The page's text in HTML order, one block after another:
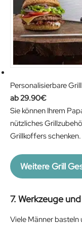
Personalisierbare
29.90€
Sie können Ihrem
nützliches
Grillkoffers schenken.
Weitere Grill
7. Werkzeuge
Viele Männer basteln